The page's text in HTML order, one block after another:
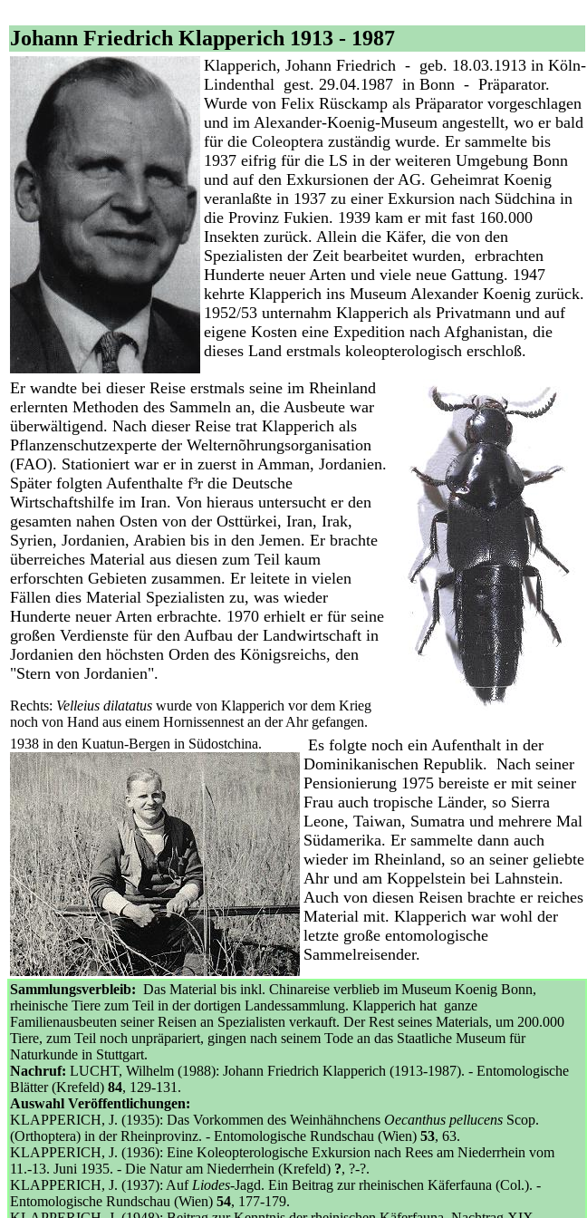
Johann Friedrich Klapperich 1913 - 1987
Klapperich, Johann Friedrich - geb. 18.03.1913 in Köln-
Lindenthal gest. 29.04.1987 in Bonn - Präparator.
Wurde von Felix Rüsckamp als Präparator vorgeschlagen
und im Alexander-Koenig-Museum angestellt, wo er bald
für die Coleoptera zuständig wurde. Er sammelte bis
1937 eifrig für die LS in der weiteren Umgebung Bonn
und auf den Exkursionen der AG. Geheimrat Koenig
veranlaßte in 1937 zu einer Exkursion nach Südchina in
die Provinz Fukien. 1939 kam er mit fast 160.000
Insekten zurück. Allein die Käfer, die von den
Spezialisten der Zeit bearbeitet wurden, erbrachten
Hunderte neuer Arten und viele neue Gattung. 1947
kehrte Klapperich ins Museum Alexander Koenig zurück.
1952/53 unternahm Klapperich als Privatmann und auf
eigene Kosten eine Expedition nach Afghanistan, die
dieses Land erstmals koleopterologisch erschloß.
Er wandte bei dieser Reise erstmals seine im Rheinland
erlernten Methoden des Sammeln an, die Ausbeute war
überwältigend. Nach dieser Reise trat Klapperich als
Pflanzenschutzexperte der Welternõhrungsorganisation
(FAO). Stationiert war er in zuerst in Amman, Jordanien.
Später folgten Aufenthalte f³r die Deutsche
Wirtschaftshilfe im Iran. Von hieraus untersucht er den
gesamten nahen Osten von der Osttürkei, Iran, Irak,
Syrien, Jordanien, Arabien bis in den Jemen. Er brachte
überreiches Material aus diesen zum Teil kaum
erforschten Gebieten zusammen. Er leitete in vielen
Fällen dies Material Spezialisten zu, was wieder
Hunderte neuer Arten erbrachte. 1970 erhielt er für seine
großen Verdienste für den Aufbau der Landwirtschaft in
Jordanien den höchsten Orden des Königsreichs, den
"Stern von Jordanien".
Rechts: Velleius dilatatus wurde von Klapperich vor dem Krieg
noch von Hand aus einem Hornissennest an der Ahr gefangen.
1938 in den Kuatun-Bergen in Südostchina.
Es folgte noch ein Aufenthalt in der
Dominikanischen Republik. Nach seiner
Pensionierung 1975 bereiste er mit seiner
Frau auch tropische Länder, so Sierra
Leone, Taiwan, Sumatra und mehrere Mal
Südamerika. Er sammelte dann auch
wieder im Rheinland, so an seiner geliebte
Ahr und am Koppelstein bei Lahnstein.
Auch von diesen Reisen brachte er reiches
Material mit. Klapperich war wohl der
letzte große entomologische
Sammelreisender.
Sammlungsverbleib: Das Material bis inkl. Chinareise verblieb im Museum Koenig Bonn,
rheinische Tiere zum Teil in der dortigen Landessammlung. Klapperich hat ganze
Familienausbeuten seiner Reisen an Spezialisten verkauft. Der Rest seines Materials, um 200.000
Tiere, zum Teil noch unpräpariert, gingen nach seinem Tode an das Staatliche Museum für
Naturkunde in Stuttgart.
Nachruf: LUCHT, Wilhelm (1988): Johann Friedrich Klapperich (1913-1987). - Entomologische
Blätter (Krefeld) 84, 129-131.
Auswahl Veröffentlichungen:
KLAPPERICH, J. (1935): Das Vorkommen des Weinhähnchens Oecanthus pellucens Scop.
(Orthoptera) in der Rheinprovinz. - Entomologische Rundschau (Wien) 53, 63.
KLAPPERICH, J. (1936): Eine Koleopterologische Exkursion nach Rees am Niederrhein vom
11.-13. Juni 1935. - Die Natur am Niederrhein (Krefeld) ?, ?-?.
KLAPPERICH, J. (1937): Auf Liodes-Jagd. Ein Beitrag zur rheinischen Käferfauna (Col.). -
Entomologische Rundschau (Wien) 54, 177-179.